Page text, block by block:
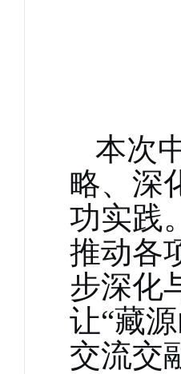
本次
略、深
功实践
推动各
步深化
让“藏
交流交